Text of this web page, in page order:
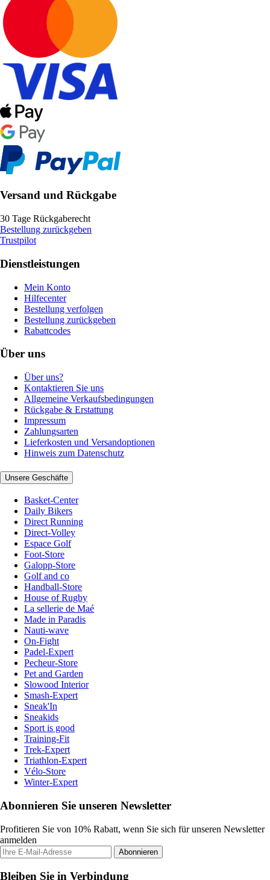
Versand und Rückgabe
30 Tage Rückgaberecht
Bestellung zurückgeben
Trustpilot
Dienstleistungen
Mein Konto
Hilfecenter
Bestellung verfolgen
Bestellung zurückgeben
Rabattcodes
Über uns
Über uns?
Kontaktieren Sie uns
Allgemeine Verkaufsbedingungen
Rückgabe & Erstattung
Impressum
Zahlungsarten
Lieferkosten und Versandoptionen
Hinweis zum Datenschutz
Unsere Geschäfte
Basket-Center
Daily Bikers
Direct Running
Direct-Volley
Espace Golf
Foot-Store
Galopp-Store
Golf and co
Handball-Store
House of Rugby
La sellerie de Maé
Made in Paradis
Nauti-wave
On-Fight
Padel-Expert
Pecheur-Store
Pet and Garden
Slowood Interior
Smash-Expert
Sneak'In
Sneakids
Sport is good
Training-Fit
Trek-Expert
Triathlon-Expert
Vélo-Store
Winter-Expert
Abonnieren Sie unseren Newsletter
Profitieren Sie von 10% Rabatt, wenn Sie sich für unseren Newsletter
anmelden
Abonnieren
Bleiben Sie in Verbindung